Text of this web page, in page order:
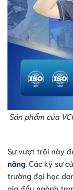
Sản phẩm của
Sự vượt trội này
năng. Các kỹ sư
trường đại học